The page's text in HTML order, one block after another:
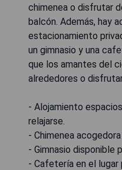
chimenea o disfrutar
balcón. Además, hay
estacionamiento
un gimnasio y una
que los amantes del
alrededores o
- Alojamiento
relajarse.
- Chimenea
- Gimnasio disponible
- Cafetería en el lugar